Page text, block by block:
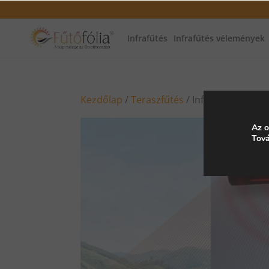
Infrafűtés Infrafűtés vélemények
Kezdőlap /Teraszfűtés / Infra WiFi
Az